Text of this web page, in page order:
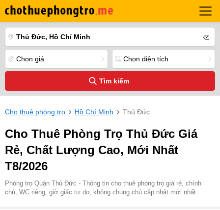
Thủ Đức, Hồ Chí Minh
Chọn giá Chọn diện tích
Tìm kiếm
Cho thuê phòng trọ Hồ Chí Minh Thủ Đức
Cho Thuê Phòng Trọ Thủ Đức Giá
Rẻ, Chất Lượng Cao, Mới Nhất
T8/2026
Phòng trọ Quận Thủ Đức - Thông tin cho thuê phòng trọ giá rẻ, chính
chủ, WC riêng, giờ giấc tự do, không chung chủ cập nhật mới nhất